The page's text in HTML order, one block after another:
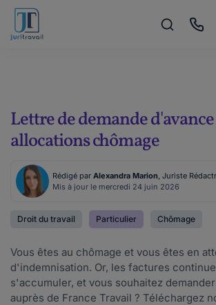
Lettre de demande
allocations chômage
Rédigé par Alexandra Marion, Juriste
Mis à jour le mercredi 24 juin 2026
Droit du travail Particulier Chômage
Vous êtes au chômage et vous êtes en
d'indemnisation. Or, les factures
s'accumuler, et vous souhaitez
auprès de France Travail ? Téléchargez